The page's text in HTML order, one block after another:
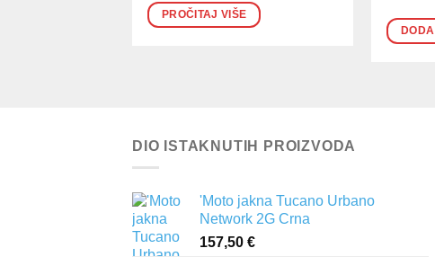
PROČITAJ VIŠE
DIO ISTAKNUTIH PROIZVODA
'Moto jakna Tucano Urbano
Network 2G Crna
157,50 €